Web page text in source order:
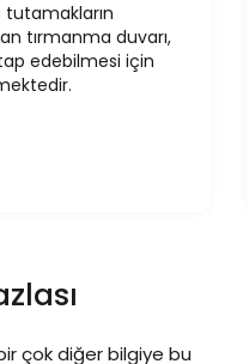
tırmanma duvarı,
edebilmesi için
çok diğer bilgiye bu